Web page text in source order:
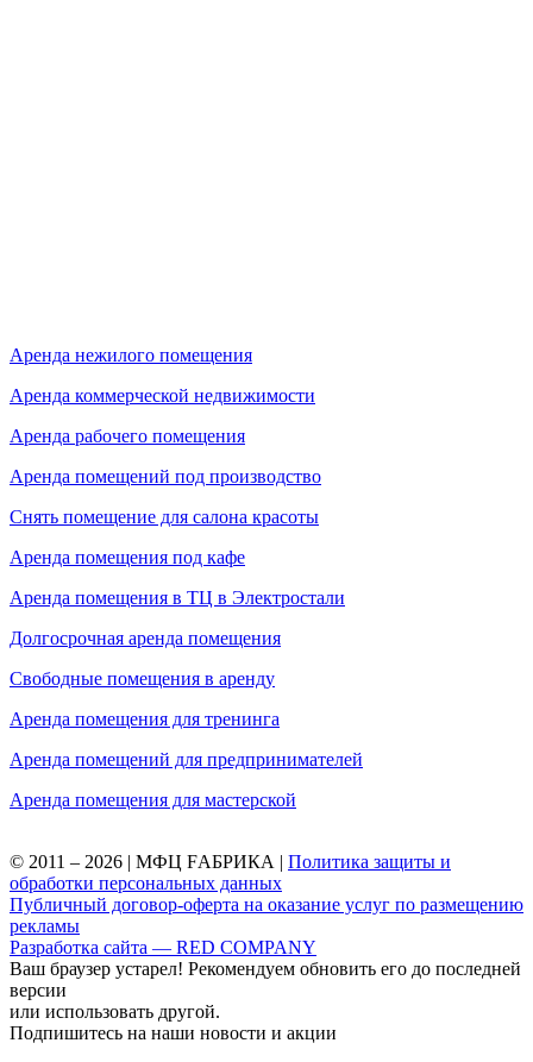
Аренда нежилого помещения
Аренда коммерческой недвижимости
Аренда рабочего помещения
Аренда помещений под производство
Снять помещение для салона красоты
Аренда помещения под кафе
Аренда помещения в ТЦ в Электростали
Долгосрочная аренда помещения
Свободные помещения в аренду
Аренда помещения для тренинга
Аренда помещений для предпринимателей
Аренда помещения для мастерской
© 2011 – 2026 | МФЦ FАБРИКА | Политика защиты и
обработки персональных данных
Публичный договор-оферта на оказание услуг по размещению
рекламы
Разработка сайта — RED COMPANY
Ваш браузер устарел! Рекомендуем обновить его до последней
версии
или использовать другой.
Подпишитесь на наши новости и акции